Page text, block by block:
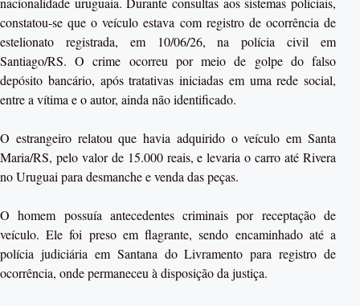
constatou-se que o veículo estava com registro de ocorrência de
estelionato registrada, em 10/06/26, na polícia civil em
Santiago/RS. O crime ocorreu por meio de golpe do falso
depósito bancário, após tratativas iniciadas em uma rede social,
entre a vítima e o autor, ainda não identificado.
O estrangeiro relatou que havia adquirido o veículo em Santa
Maria/RS, pelo valor de 15.000 reais, e levaria o carro até Rivera
no Uruguai para desmanche e venda das peças.
O homem possuía antecedentes criminais por receptação de
veículo. Ele foi preso em flagrante, sendo encaminhado até a
polícia judiciária em Santana do Livramento para registro de
ocorrência, onde permaneceu à disposição da justiça.